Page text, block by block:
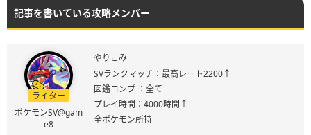
記事を書いている攻略メンバー
ライター
ポケモンSV@gam
e8
やりこみ
SVランクマッチ：最高レート2200↑
図鑑コンプ ：全て
プレイ時間：4000時間↑
全ポケモン所持